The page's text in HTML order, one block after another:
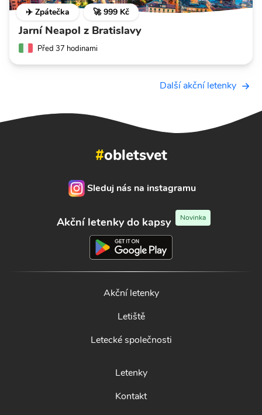
✈️ Zpátečka 🚀 999 Kč
Jarní Neapol z Bratislavy
Před 37 hodinami
Další akční letenky
#obletsvet
Sleduj nás na instagramu
Akční letenky do kapsy Novinka
Akční letenky
Letiště
Letecké společnosti
Letenky
Kontakt